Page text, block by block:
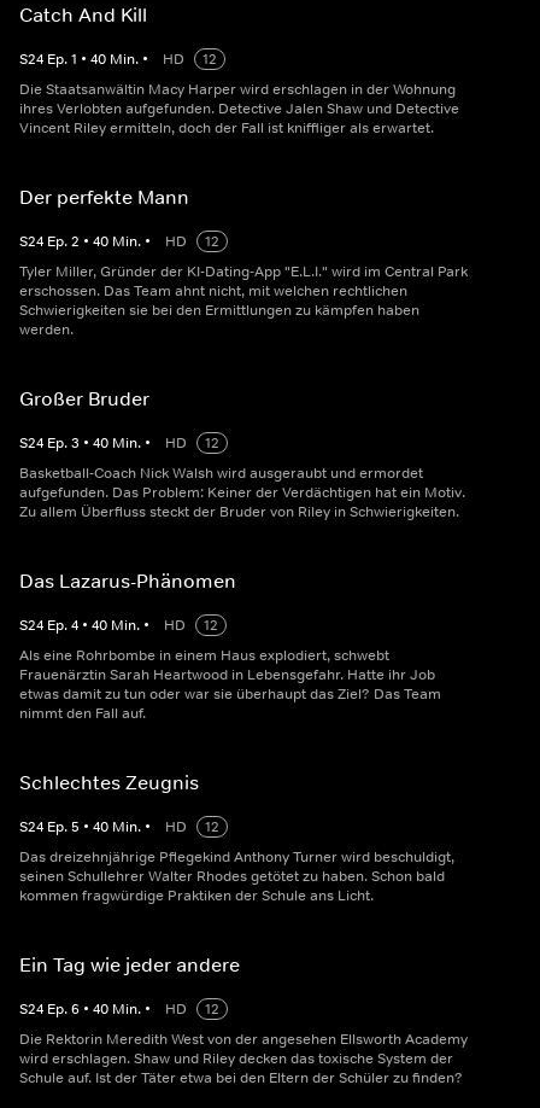
Catch And Kill
S24 Ep.1 • 40 Min. • HD
12
Die Staatsanwältin Macy Harper wird erschlagen in der Wohnung
ihres Verlobten aufgefunden. Detective Jalen Shaw und Detective
Vincent Riley ermitteln, doch der Fall ist kniffliger als erwartet.
Der perfekte Mann
S24 Ep.2 • 40 Min. • HD
12
Tyler Miller, Gründer der KI-Dating-App "E.L.I." wird im Central Park
erschossen. Das Team ahnt nicht, mit welchen rechtlichen
Schwierigkeiten sie bei den Ermittlungen zu kämpfen haben
werden.
Großer Bruder
S24 Ep.3 • 40 Min. • HD
12
Basketball-Coach Nick Walsh wird ausgeraubt und ermordet
aufgefunden. Das Problem: Keiner der Verdächtigen hat ein Motiv.
Zu allem Überfluss steckt der Bruder von Riley in Schwierigkeiten.
Das Lazarus-Phänomen
S24 Ep.4 • 40 Min. • HD
12
Als eine Rohrbombe in einem Haus explodiert, schwebt
Frauenärztin Sarah Heartwood in Lebensgefahr. Hatte ihr Job
etwas damit zu tun oder war sie überhaupt das Ziel? Das Team
nimmt den Fall auf.
Schlechtes Zeugnis
S24 Ep.5 • 40 Min. • HD
12
Das dreizehnjährige Pflegekind Anthony Turner wird beschuldigt,
seinen Schullehrer Walter Rhodes getötet zu haben. Schon bald
kommen fragwürdige Praktiken der Schule ans Licht.
Ein Tag wie jeder andere
S24 Ep.6 • 40 Min. • HD
12
Die Rektorin Meredith West von der angesehen Ellsworth Academy
wird erschlagen. Shaw und Riley decken das toxische System der
Schule auf. Ist der Täter etwa bei den Eltern der Schüler zu finden?